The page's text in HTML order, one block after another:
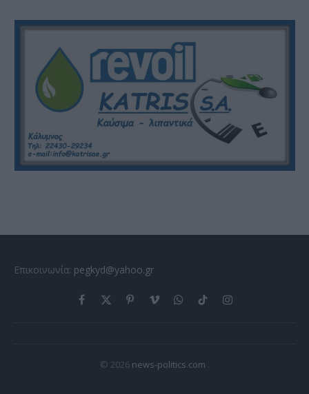
Επικοινωνία: pegkyd@yahoo.gr
Facebook
X
PinterestVimeoWhatsApp
TikTokInstagram
© 2026 news-politics.com